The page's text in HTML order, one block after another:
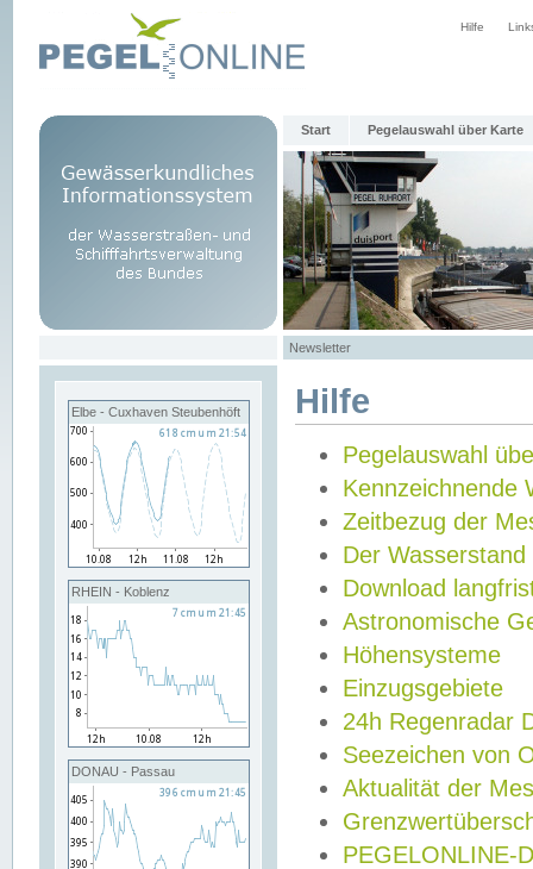
Hilfe
Start Pegelauswahl über Karte
Newsletter
Elbe - Cuxhaven Steubenhöft
RHEIN - Koblenz
DONAU - Passau
Hilfe
Pegelauswahl
Kennzeichnende
Zeitbezug der
Der Wasserstand
Download
Astronomische
Höhensysteme
Einzugsgebiete
24h Regenradar
Seezeichen von
Aktualität der
PEGELONLINE-